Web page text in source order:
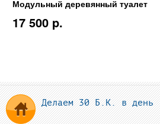
Модульный деревянный туалет
17 500 p.
Делаем 30 Б.К. в день